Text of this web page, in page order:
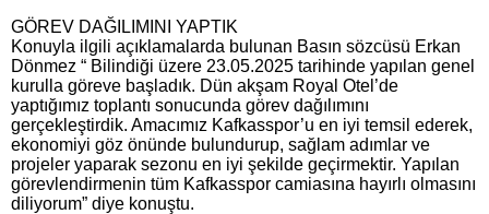
GÖREV DAĞILIMINI YAPTIK
Konuyla ilgili açıklamalarda bulunan Basın sözcüsü Erkan
Dönmez “ Bilindiği üzere 23.05.2025 tarihinde yapılan genel
kurulla göreve başladık. Dün akşam Royal Otel’de
yaptığımız toplantı sonucunda görev dağılımını
gerçekleştirdik. Amacımız Kafkasspor’u en iyi temsil ederek,
ekonomiyi göz önünde bulundurup, sağlam adımlar ve
projeler yaparak sezonu en iyi şekilde geçirmektir. Yapılan
görevlendirmenin tüm Kafkasspor camiasına hayırlı olmasını
diliyorum” diye konuştu.